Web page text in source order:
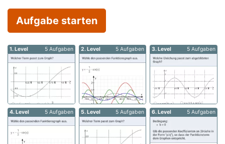
Aufgabe starten
1. Level 5 Aufgaben 2. Level 5 Aufgaben 3. Level 5 Aufgaben
4. Level 5 Aufgaben 5. Level 5 Aufgaben 6. Level 5 Aufgaben